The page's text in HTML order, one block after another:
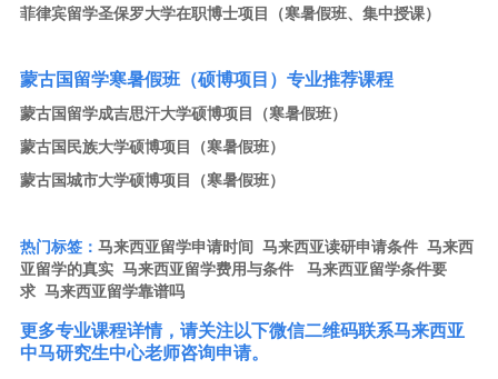
菲律宾留学圣保罗大学在职博士项目（寒暑假班、集中授课）
蒙古国留学寒暑假班（硕博项目）专业推荐课程
蒙古国留学成吉思汗大学硕博项目（寒暑假班）
蒙古国民族大学硕博项目（寒暑假班）
蒙古国城市大学硕博项目（寒暑假班）
热门标签： 马来西亚留学申请时间 马来西亚读研申请条件 马来西
亚留学的真实 马来西亚留学费用与条件
马来西亚留学条件要
求 马来西亚留学靠谱吗
更多专业课程详情，请关注以下微信二维码联系马来西亚
中马研究生中心老师咨询申请。